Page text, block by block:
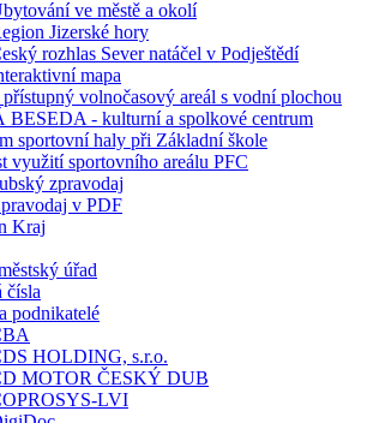
ve městě a okolí
Jizerské hory
rozhlas Sever natáčel v Podještědí
mapa
přístupný volnočasový areál s vodní plochou
BESEDA - kulturní a spolkové centrum
sportovní haly při Základní škole
využití sportovního areálu PFC
zpravodaj
v PDF
Kraj
úřad
čísla
podnikatelé
HOLDING, s.r.o.
MOTOR ČESKÝ DUB
LVI